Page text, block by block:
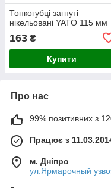
Тонкогубці загнуті
нікельовані YATO 115 мм
163 ₴
Купити
Про нас
99% позитивних з
Працює з
м. Дніпро
ул.Ярмарочный